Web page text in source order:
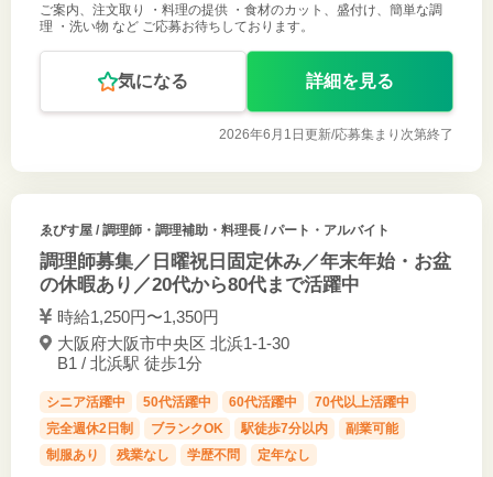
ご案内、注文取り ・料理の提供 ・食材のカット、盛付け、簡単な調
理 ・洗い物 など ご応募お待ちしております。
気になる 詳細を見る
2026年6月1日更新/応募集まり次第終了
ゑびす屋/ 調理師・調理補助・料理長 / パート・アルバイト
調理師募集／日曜祝日固定休み／年末年始・お盆
の休暇あり／20代から80代まで活躍中
時給1,250円〜1,350円
大阪府大阪市中央区 北浜1-1-30
B1 / 北浜駅 徒歩1分
シニア活躍中 50代活躍中 60代活躍中
70代以上活躍中
完全週休2日制
ブランクOK 駅徒歩7分以内
副業可能
制服あり
残業なし 学歴不問 定年なし